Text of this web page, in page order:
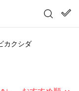
カクシダ